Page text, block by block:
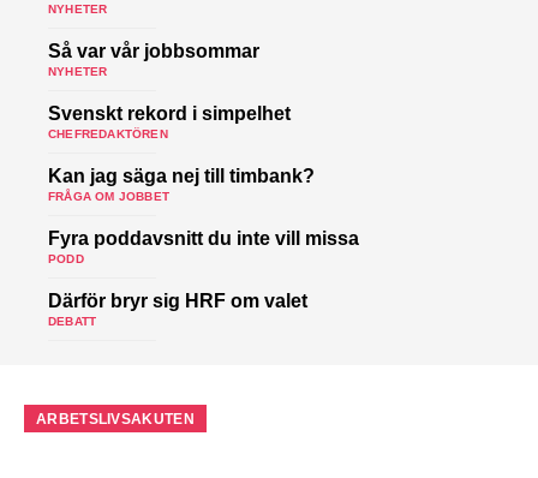
NYHETER
Så var vår jobbsommar
NYHETER
Svenskt rekord i simpelhet
CHEFREDAKTÖREN
Kan jag säga nej till timbank?
FRÅGA OM JOBBET
Fyra poddavsnitt du inte vill missa
PODD
Därför bryr sig HRF om valet
DEBATT
ARBETSLIVSAKUTEN